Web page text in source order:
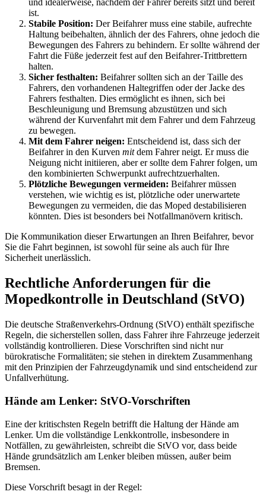
und idealerweise, nachdem der Fahrer bereits sitzt und bereit
ist.
Stabile Position: Der Beifahrer muss eine stabile, aufrechte
Haltung beibehalten, ähnlich der des Fahrers, ohne jedoch die
Bewegungen des Fahrers zu behindern. Er sollte während der
Fahrt die Füße jederzeit fest auf den Beifahrer-Trittbrettern
halten.
Sicher festhalten: Beifahrer sollten sich an der Taille des
Fahrers, den vorhandenen Haltegriffen oder der Jacke des
Fahrers festhalten. Dies ermöglicht es ihnen, sich bei
Beschleunigung und Bremsung abzustützen und sich
während der Kurvenfahrt mit dem Fahrer und dem Fahrzeug
zu bewegen.
Mit dem Fahrer neigen: Entscheidend ist, dass sich der
Beifahrer in den Kurven mitdem Fahrer neigt. Er muss die
Neigung nicht initiieren, aber er sollte dem Fahrer folgen, um
den kombinierten Schwerpunkt aufrechtzuerhalten.
Plötzliche Bewegungen vermeiden: Beifahrer müssen
verstehen, wie wichtig es ist, plötzliche oder unerwartete
Bewegungen zu vermeiden, die das Moped destabilisieren
könnten. Dies ist besonders bei Notfallmanövern kritisch.
Die Kommunikation dieser Erwartungen an Ihren Beifahrer, bevor
Sie die Fahrt beginnen, ist sowohl für seine als auch für Ihre
Sicherheit unerlässlich.
Rechtliche Anforderungen für die
Mopedkontrolle in Deutschland (StVO)
Die deutsche Straßenverkehrs-Ordnung (StVO) enthält spezifische
Regeln, die sicherstellen sollen, dass Fahrer ihre Fahrzeuge jederzeit
vollständig kontrollieren. Diese Vorschriften sind nicht nur
bürokratische Formalitäten; sie stehen in direktem Zusammenhang
mit den Prinzipien der Fahrzeugdynamik und sind entscheidend zur
Unfallverhütung.
Hände am Lenker: StVO-Vorschriften
Eine der kritischsten Regeln betrifft die Haltung der Hände am
Lenker. Um die vollständige Lenkkontrolle, insbesondere in
Notfällen, zu gewährleisten, schreibt die StVO vor, dass beide
Hände grundsätzlich am Lenker bleiben müssen, außer beim
Bremsen.
Diese Vorschrift besagt in der Regel: